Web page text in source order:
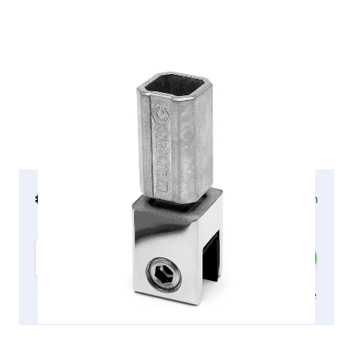
€ 44,12 incl. btw 2-5 werkdagen
Aantal
Toevoegen aan offerte